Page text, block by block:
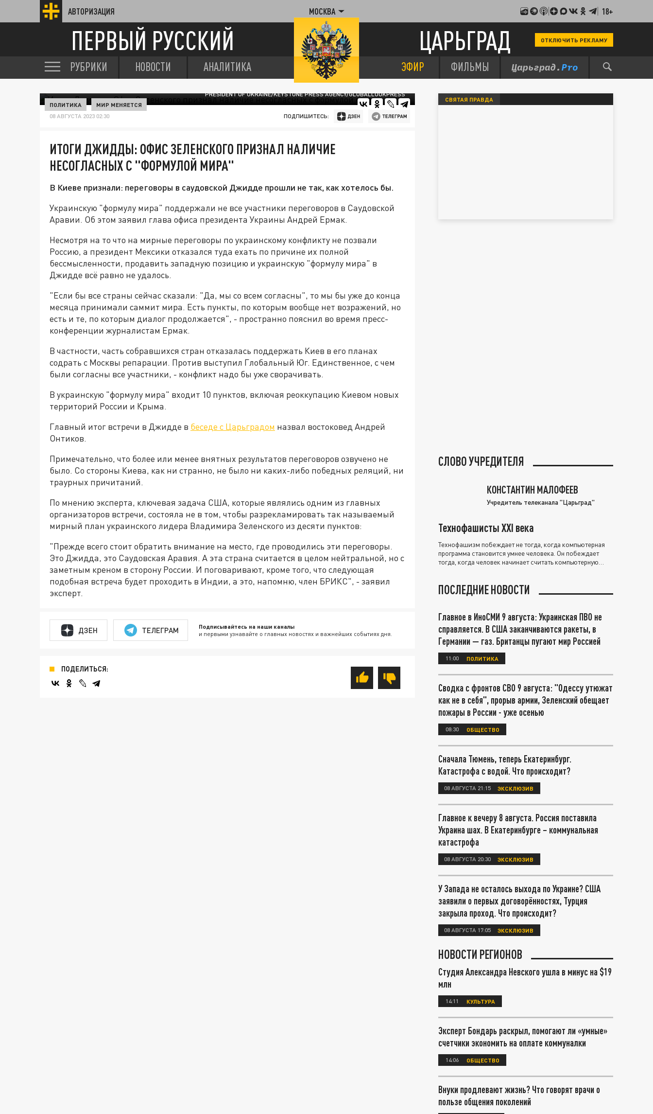
АВТОРИЗАЦИЯ МОСКВА 18+
ПЕРВЫЙ РУССКИЙ ЦАРЬГРАД ОТКЛЮЧИТЬ РЕКЛАМУ
РУБРИКИ НОВОСТИ АНАЛИТИКА ЭФИР ФИЛЬМЫ
PRESIDENT OF UKRAINE/KEYSTONE PRESS AGENCY/GLOBALLOOKPRESS
ПОЛИТИКА МИР МЕНЯЕТСЯ
08 АВГУСТА 2023 02:30 ПОДПИШИТЕСЬ:
ИТОГИ ДЖИДДЫ: ОФИС ЗЕЛЕНСКОГО ПРИЗНАЛ НАЛИЧИЕ
НЕСОГЛАСНЫХ С "ФОРМУЛОЙ МИРА"
В Киеве признали: переговоры в саудовской Джидде прошли не так, как хотелось бы.
Украинскую "формулу мира" поддержали не все участники переговоров в Саудовской
Аравии. Об этом заявил глава офиса президента Украины Андрей Ермак.
Несмотря на то что на мирные переговоры по украинскому конфликту не позвали
Россию, а президент Мексики отказался туда ехать по причине их полной
бессмысленности, продавить западную позицию и украинскую "формулу мира" в
Джидде всё равно не удалось.
"Если бы все страны сейчас сказали: "Да, мы со всем согласны", то мы бы уже до конца
месяца принимали саммит мира. Есть пункты, по которым вообще нет возражений, но
есть и те, по которым диалог продолжается", - пространно пояснил во время пресс-
конференции журналистам Ермак.
В частности, часть собравшихся стран отказалась поддержать Киев в его планах
содрать с Москвы репарации. Против выступил Глобальный Юг. Единственное, с чем
были согласны все участники, - конфликт надо бы уже сворачивать.
В украинскую "формулу мира" входит 10 пунктов, включая реоккупацию Киевом новых
территорий России и Крыма.
Главный итог встречи в Джидде в беседе с Царьградом назвал востоковед Андрей
Онтиков.
Примечательно, что более или менее внятных результатов переговоров озвучено не
было. Со стороны Киева, как ни странно, не было ни каких-либо победных реляций, ни
траурных причитаний.
По мнению эксперта, ключевая задача США, которые являлись одним из главных
организаторов встречи, состояла не в том, чтобы разрекламировать так называемый
мирный план украинского лидера Владимира Зеленского из десяти пунктов:
"Прежде всего стоит обратить внимание на место, где проводились эти переговоры.
Это Джидда, это Саудовская Аравия. А эта страна считается в целом нейтральной, но с
заметным креном в сторону России. И поговаривают, кроме того, что следующая
подобная встреча будет проходить в Индии, а это, напомню, член БРИКС", - заявил
эксперт.
ДЗЕН ТЕЛЕГРАМ Подписывайтесь на наши каналы
и первыми узнавайте о главных новостях и важнейших событиях дня.
ПОДЕЛИТЬСЯ:
СВЯТАЯ ПРАВДА
СЛОВО УЧРЕДИТЕЛЯ
КОНСТАНТИН МАЛОФЕЕВ
Учредитель телеканала "Царьград"
Технофашисты XXI века
Технофашизм побеждает не тогда, когда компьютерная
программа становится умнее человека. Он побеждает
тогда, когда человек начинает считать компьютерную
ПОСЛЕДНИЕ НОВОСТИ
Главное в ИноСМИ 9 августа: Украинская ПВО не
справляется. В США заканчиваются ракеты, в
Германии — газ. Британцы пугают мир Россией
11:00 ПОЛИТИКА
Сводка с фронтов СВО 9 августа: "Одессу утюжат
как не в себя", прорыв армии, Зеленский обещает
пожары в России - уже осенью
08:30 ОБЩЕСТВО
Сначала Тюмень, теперь Екатеринбург.
Катастрофа с водой. Что происходит?
08 АВГУСТА 21:15 ЭКСКЛЮЗИВ
Главное к вечеру 8 августа. Россия поставила
Украина шах. В Екатеринбурге – коммунальная
катастрофа
08 АВГУСТА 20:30 ЭКСКЛЮЗИВ
У Запада не осталось выхода по Украине? США
заявили о первых договорённостях, Турция
закрыла проход. Что происходит?
08 АВГУСТА 17:05 ЭКСКЛЮЗИВ
НОВОСТИ РЕГИОНОВ
Студия Александра Невского ушла в минус на $19
млн
14:11 КУЛЬТУРА
Эксперт Бондарь раскрыл, помогают ли «умные»
счетчики экономить на оплате коммуналки
14:06 ОБЩЕСТВО
Внуки продлевают жизнь? Что говорят врачи о
пользе общения поколений